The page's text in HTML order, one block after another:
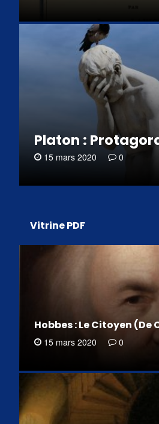
Platon :
15 mars 2020 0
Vitrine PDF
Hobbes : Le Citoyen (De
15 mars 2020 0